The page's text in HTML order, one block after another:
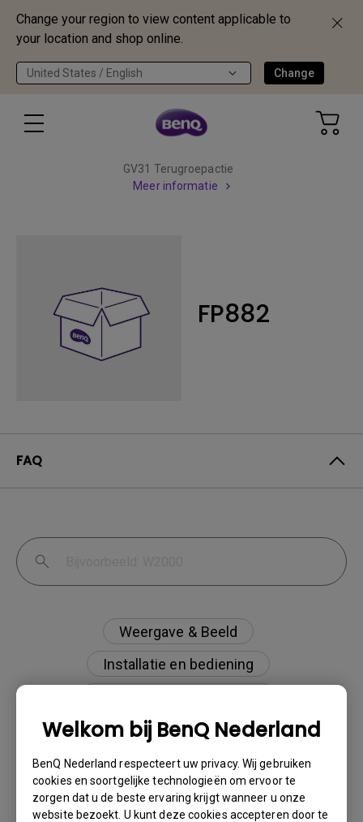
Change your region to view content applicable to
your location and shop online.
United States / English Change
Welkom bij BenQ Nederland
BenQ Nederland respecteert uw privacy. Wij gebruiken
cookies en soortgelijke technologieën om ervoor te
zorgen dat u de beste ervaring krijgt wanneer u onze
website bezoekt. U kunt deze cookies accepteren door te
GV31 Terugroepactie
Meer informatie
FP882
FAQ
Weergave & Beeld
Installatie en bediening
Wat is backlight bleeding of backlight
leakage?